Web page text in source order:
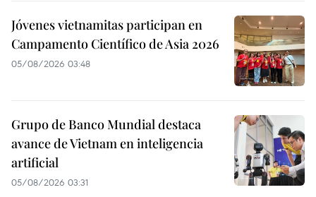
Jóvenes vietnamitas participan en
Campamento Científico de Asia 2026
05/08/2026 03:48
Grupo de Banco Mundial destaca
avance de Vietnam en inteligencia
artificial
05/08/2026 03:31